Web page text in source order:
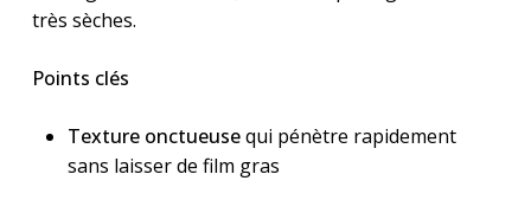
très sèches.
Points clés
Texture onctueusequi pénètre rapidement
sans laisser de film gras